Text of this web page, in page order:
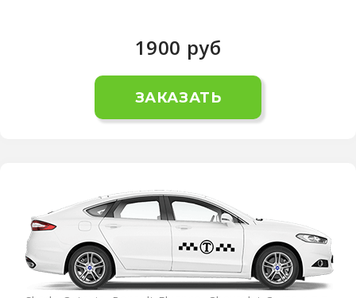
1900 руб
ЗАКАЗАТЬ